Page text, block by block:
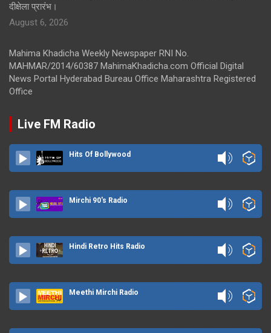
दीक्षेला प्रारंभ।
August 6, 2026
Mahima Khadicha Weekly Newspaper RNI No.
MAHMAR/2014/60387 MahimaKhadicha.com Official Digital
News Portal Hyderabad Bureau Office Maharashtra Registered
Office
Live FM Radio
Hits Of Bollywood
Mirchi 90's Radio
Hindi Retro Hits Radio
Meethi Mirchi Radio